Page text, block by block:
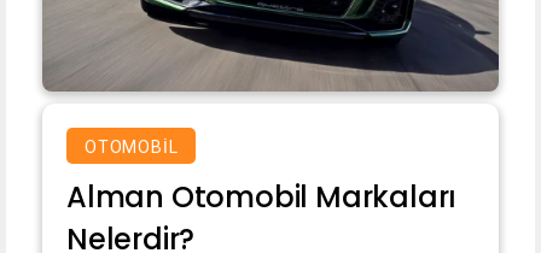
OTOMOBIL
Alman Otomobil Markaları
Nelerdir?